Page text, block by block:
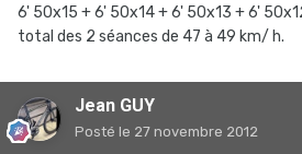
6' 50x15 + 6' 50x14 + 6' 50x13 + 6'
total des 2 séances de 47 à 49 km/ h.
Jean GUY
Posté le 27 novembre 2012